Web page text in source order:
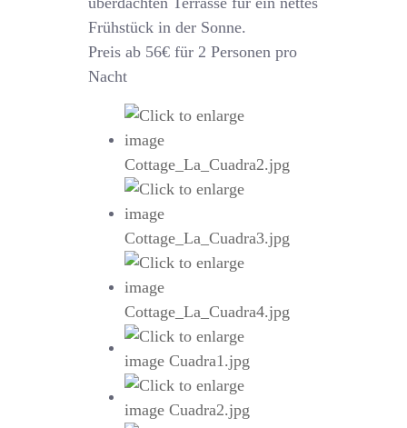
Frühstück in der Sonne.
Preis ab 56€ für 2 Personen pro
Nacht